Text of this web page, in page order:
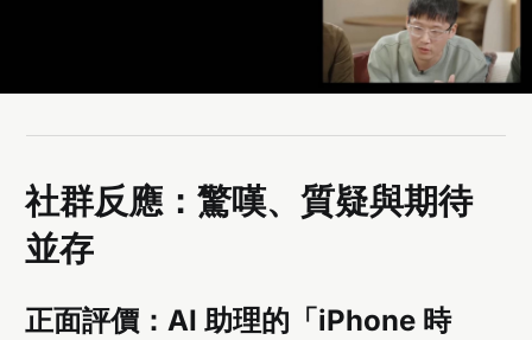
社群反應：驚嘆、質疑與期待
並存
正面評價：AI 助理的「iPhone 時